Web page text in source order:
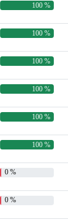
100 %
100 %
100 %
100 %
100 %
100 %
0 %
0 %